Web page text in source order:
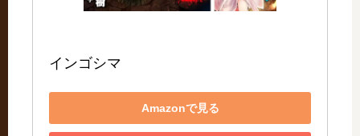
インゴシマ
Amazonで見る